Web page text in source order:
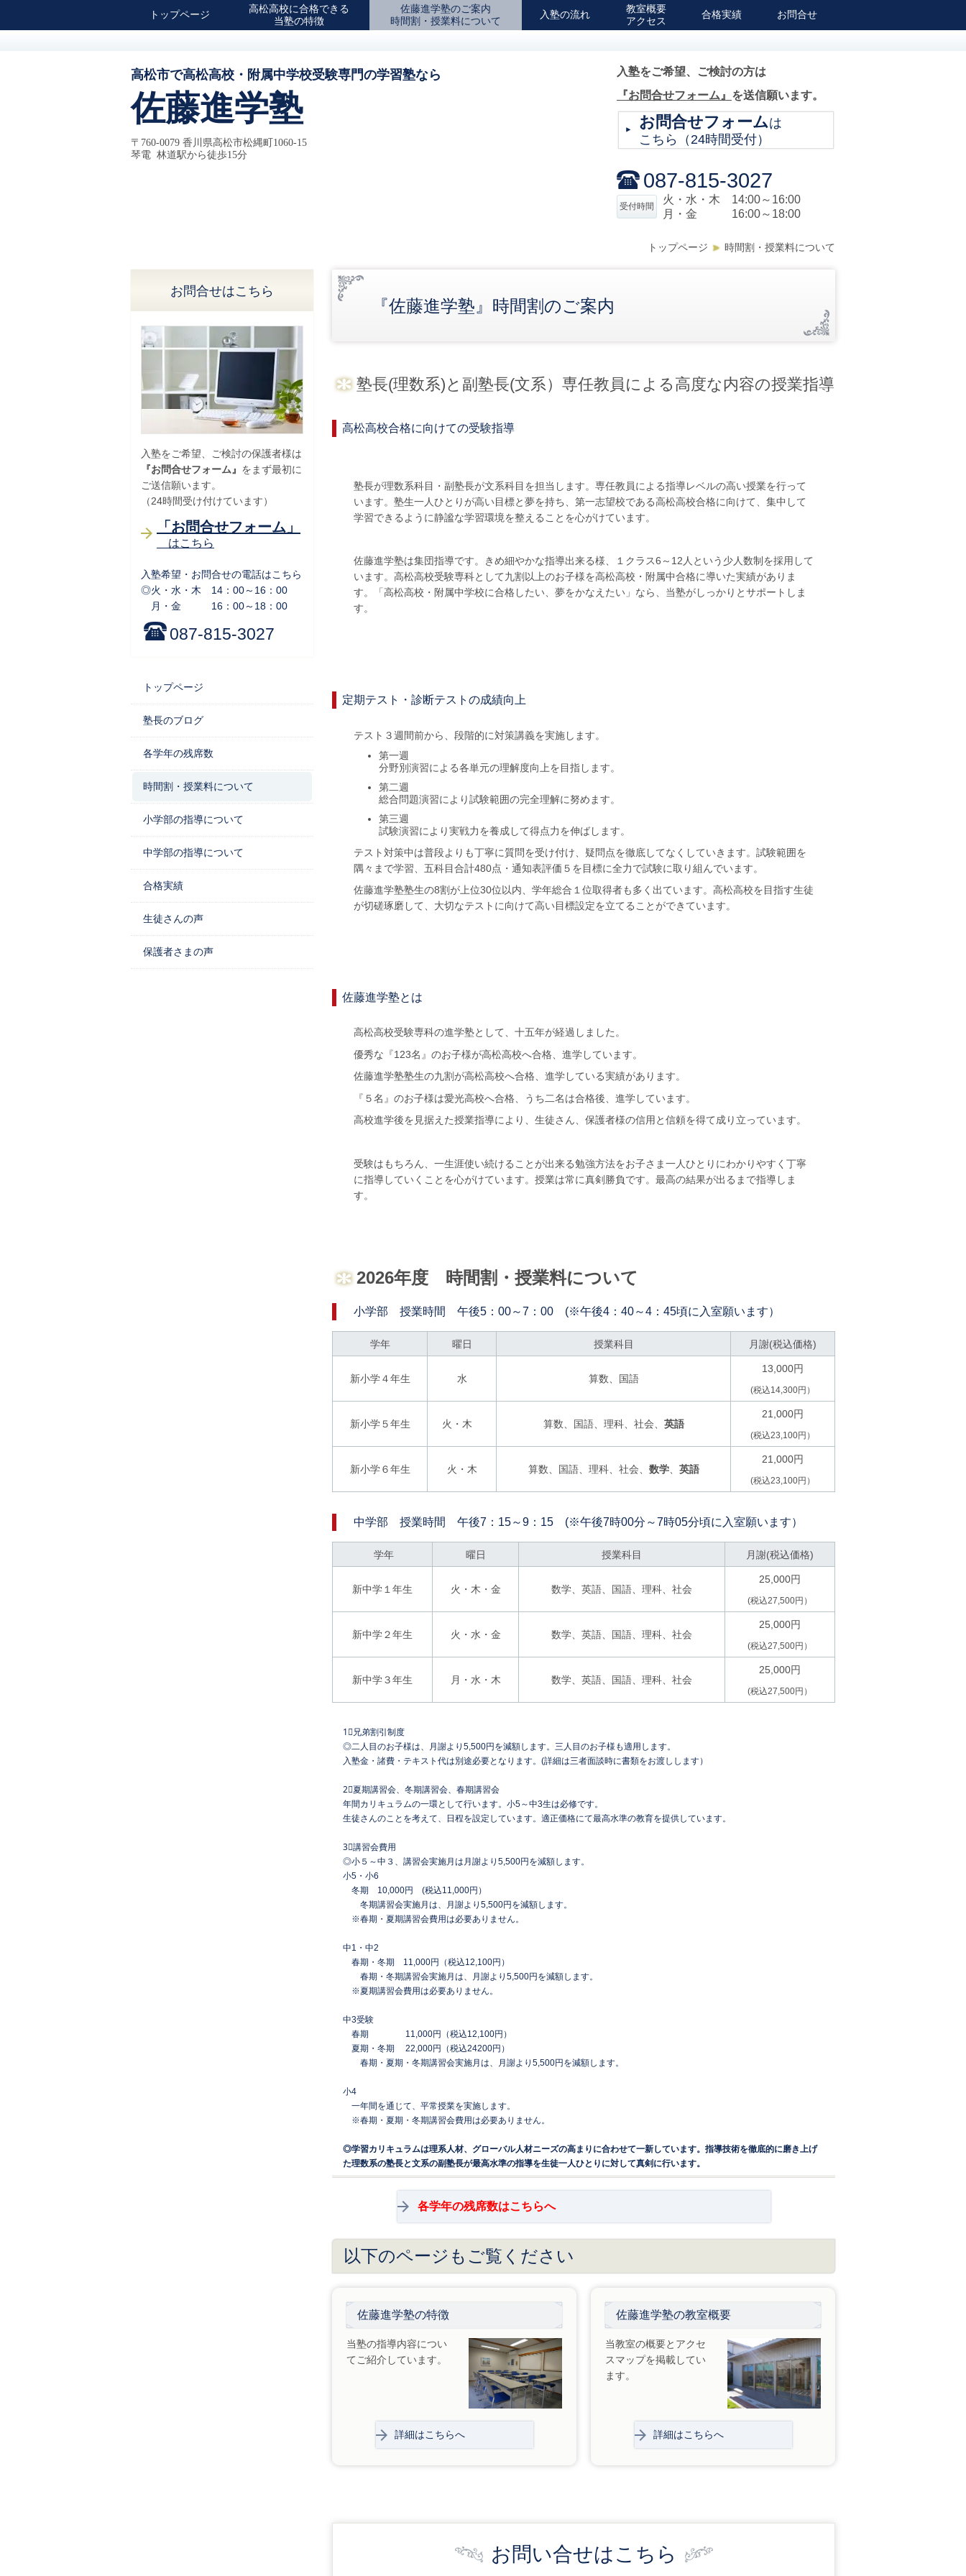
トップページ
高松高校に合格できる
当塾の特徴
佐藤進学塾のご案内
時間割・授業料について
入塾の流れ
教室概要
アクセス
合格実績 お問合せ
高松市で高松高校・附属中学校受験専門の学習塾なら
佐藤進学塾
〒760-0079 香川県高松市松縄町1060-15
琴電 林道駅から徒歩15分
入塾をご希望、ご検討の方は
『お問合せフォーム』 を送信願います。
お問合せフォームは
こちら（24時間受付）
087-815-3027
受付時間
火・水・木 14:00～16:00
月・金 16:00～18:00
トップページ 時間割・授業料について
『佐藤進学塾』時間割のご案内
塾長(理数系)と副塾長(文系）専任教員による高度な内容の授業指導
高松高校合格に向けての受験指導
塾長が理数系科目・副塾長が文系科目を担当します。専任教員による指導レベルの高い授業を行って
います。塾生一人ひとりが高い目標と夢を持ち、第一志望校である高松高校合格に向けて、集中して
学習できるように静謐な学習環境を整えることを心がけています。
佐藤進学塾は集団指導です。きめ細やかな指導出来る様、１クラス6～12人という少人数制を採用して
います。高松高校受験専科として九割以上のお子様を高松高校・附属中合格に導いた実績がありま
す。「高松高校・附属中学校に合格したい、夢をかなえたい」なら、当塾がしっかりとサポートしま
す。
定期テスト・診断テストの成績向上
テスト３週間前から、段階的に対策講義を実施します。
第一週
分野別演習による各単元の理解度向上を目指します。
第二週
総合問題演習により試験範囲の完全理解に努めます。
第三週
試験演習により実戦力を養成して得点力を伸ばします。
テスト対策中は普段よりも丁寧に質問を受け付け、疑問点を徹底してなくしていきます。試験範囲を
隅々まで学習、五科目合計480点・通知表評価５を目標に全力で試験に取り組んでいます。
佐藤進学塾塾生の8割が上位30位以内、学年総合１位取得者も多く出ています。高松高校を目指す生徒
が切磋琢磨して、大切なテストに向けて高い目標設定を立てることができています。
佐藤進学塾とは
高松高校受験専科の進学塾として、十五年が経過しました。
優秀な『123名』のお子様が高松高校へ合格、進学しています。
佐藤進学塾塾生の九割が高松高校へ合格、進学している実績があります。
『５名』のお子様は愛光高校へ合格、うち二名は合格後、進学しています。
高校進学後を見据えた授業指導により、生徒さん、保護者様の信用と信頼を得て成り立っています。
受験はもちろん、一生涯使い続けることが出来る勉強方法をお子さま一人ひとりにわかりやすく丁寧
に指導していくことを心がけています。授業は常に真剣勝負です。最高の結果が出るまで指導しま
す。
2026年度 時間割・授業料について
小学部 授業時間 午後5：00～7：00 (※午後4：40～4：45頃に入室願います）
学年 曜日 授業科目 月謝(税込価格)
新小学４年生 水 算数、国語
13,000円
(税込14,300円）
新小学５年生 火・木 算数、国語、理科、社会、 英語
21,000円
(税込23,100円）
新小学６年生 火・木 算数、国語、理科、社会、 数学、 英語
21,000円
(税込23,100円）
中学部 授業時間 午後7：15～9：15 (※午後7時00分～7時05分頃に入室願います）
学年 曜日 授業科目 月謝(税込価格)
新中学１年生 火・木・金 数学、英語、国語、理科、社会
25,000円
(税込27,500円）
新中学２年生 火・水・金 数学、英語、国語、理科、社会
25,000円
(税込27,500円）
新中学３年生 月・水・木 数学、英語、国語、理科、社会
25,000円
(税込27,500円）
1⃣兄弟割引制度
◎二人目のお子様は、月謝より5,500円を減額します。三人目のお子様も適用します。
入塾金・諸費・テキスト代は別途必要となります。(詳細は三者面談時に書類をお渡しします）
2⃣夏期講習会、冬期講習会、春期講習会
年間カリキュラムの一環として行います。小5～中3生は必修です。
生徒さんのことを考えて、日程を設定しています。適正価格にて最高水準の教育を提供しています。
3⃣講習会費用
◎小５～中３、講習会実施月は月謝より5,500円を減額します。
小5・小6
冬期 10,000円 (税込11,000円）
冬期講習会実施月は、月謝より5,500円を減額します。
※春期・夏期講習会費用は必要ありません。
中1・中2
春期・冬期 11,000円（税込12,100円）
春期・冬期講習会実施月は、月謝より5,500円を減額します。
※夏期講習会費用は必要ありません。
中3受験
春期 11,000円（税込12,100円）
夏期・冬期 22,000円（税込24200円）
春期・夏期・冬期講習会実施月は、月謝より5,500円を減額します。
小4
一年間を通じて、平常授業を実施します。
※春期・夏期・冬期講習会費用は必要ありません。
◎学習カリキュラムは理系人材、グローバル人材ニーズの高まりに合わせて一新しています。指導技術を徹底的に磨き上げ
た理数系の塾長と文系の副塾長が最高水準の指導を生徒一人ひとりに対して真剣に行います。
各学年の残席数はこちらへ
以下のページもご覧ください
佐藤進学塾の特徴
当塾の指導内容につい
てご紹介しています。
詳細はこちらへ
佐藤進学塾の教室概要
当教室の概要とアクセ
スマップを掲載してい
ます。
詳細はこちらへ
お問い合せはこちら
お問合せはこちら
入塾をご希望、ご検討の保護者様は
『お問合せフォーム』 をまず最初に
ご送信願います。
（24時間受け付けています）
「お問合せフォーム」
はこちら
入塾希望・お問合せの電話はこちら
◎火・水・木 14：00～16：00
月・金 16：00～18：00
087-815-3027
トップページ
塾長のブログ
各学年の残席数
時間割・授業料について
小学部の指導について
中学部の指導について
合格実績
生徒さんの声
保護者さまの声